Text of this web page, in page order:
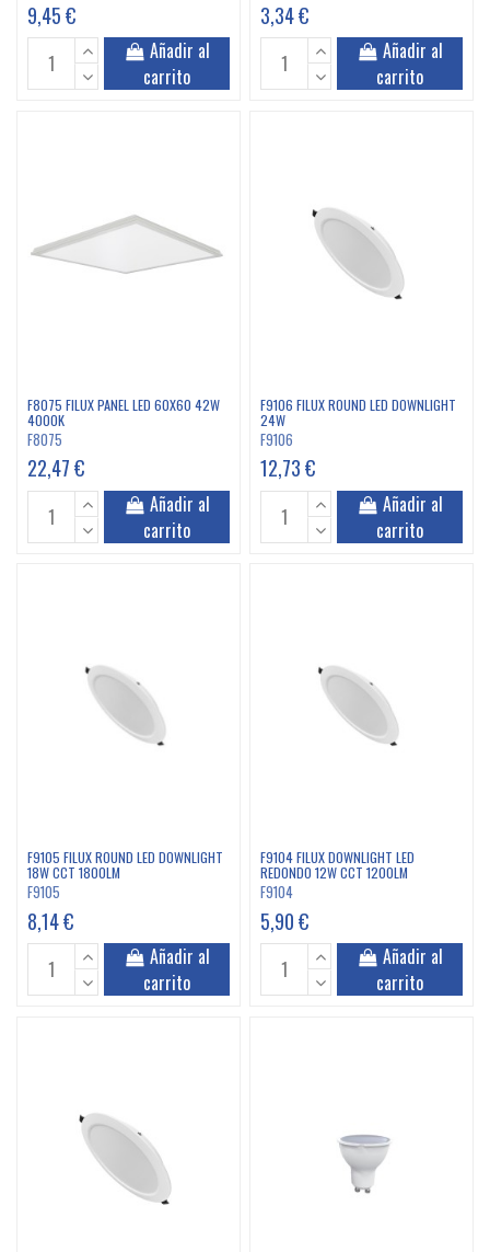
9,45 €
Añadir al
carrito
3,34 €
Añadir al
carrito
F8075 FILUX PANEL LED 60X60 42W
4000K
F8075
22,47 €
Añadir al
carrito
F9106 FILUX ROUND LED DOWNLIGHT
24W
F9106
12,73 €
Añadir al
carrito
F9105 FILUX ROUND LED DOWNLIGHT
18W CCT 1800LM
F9105
8,14 €
Añadir al
carrito
F9104 FILUX DOWNLIGHT LED
REDONDO 12W CCT 1200LM
F9104
5,90 €
Añadir al
carrito